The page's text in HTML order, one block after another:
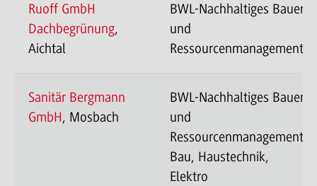
Ruoff GmbH
Dachbegrünung,
Aichtal
BWL-Nachhaltiges Bauen
und
Ressourcenmanagement
Sanitär Bergmann
GmbH, Mosbach
BWL-Nachhaltiges Bauen
und
Ressourcenmanagement-
Bau, Haustechnik,
Elektro